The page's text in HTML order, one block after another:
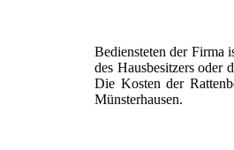
Bediensteten der Firma
des Hausbesitzers oder
Die Kosten der
Münsterhausen.